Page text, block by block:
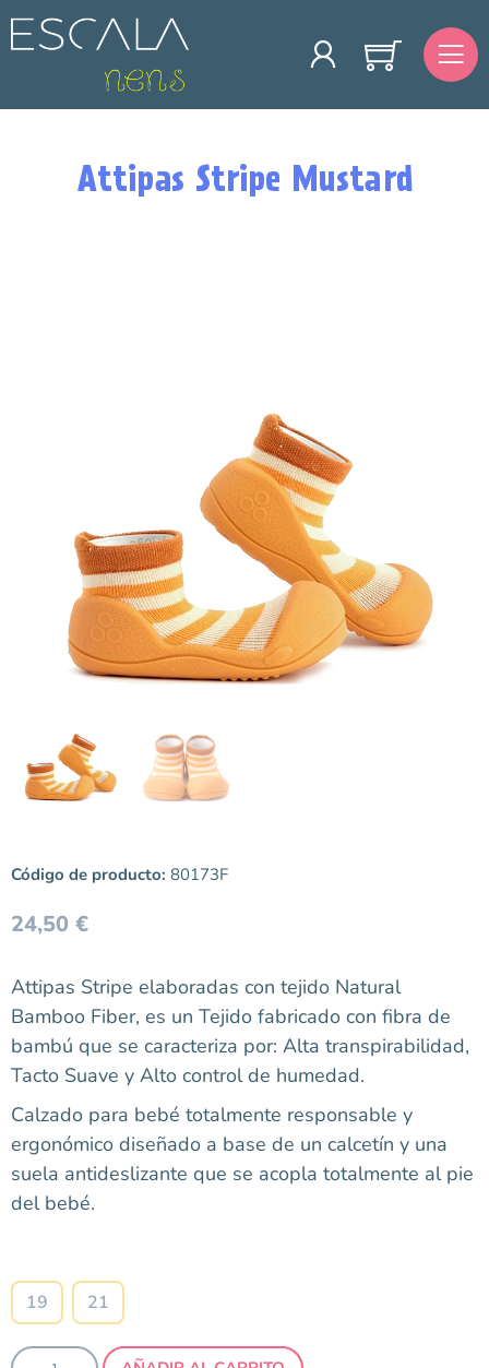
Attipas Stripe Mustard
Código de producto: 80173F
24,50 €
Attipas Stripe elaboradas con tejido Natural
Bamboo Fiber, es un Tejido fabricado con fibra de
bambú que se caracteriza por: Alta transpirabilidad,
Tacto Suave y Alto control de humedad.
Calzado para bebé totalmente responsable y
ergonómico diseñado a base de un calcetín y una
suela antideslizante que se acopla totalmente al pie
del bebé.
19 21